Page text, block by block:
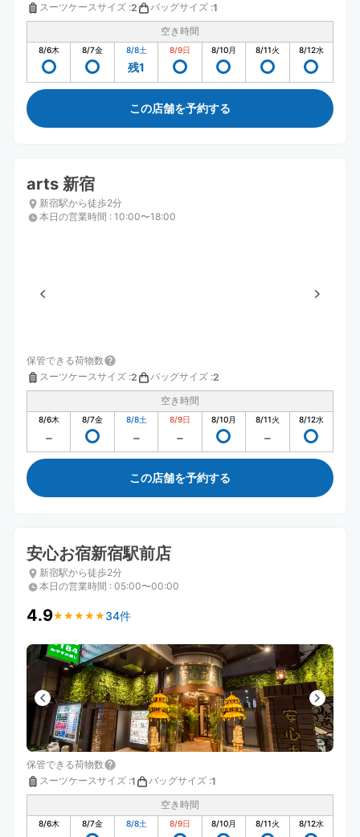
スーツケースサイズ :2 バッグサイズ :1
空き時間
8/6木 8/7金 8/8土
残1
8/9日 8/10月 8/11火 8/12水
この店舗を予約する
arts 新宿
新宿駅から徒歩2分
本日の営業時間 : 10:00〜18:00
保管できる荷物数
スーツケースサイズ :2 バッグサイズ :2
空き時間
8/6木 8/7金 8/8土 8/9日 8/10月 8/11火 8/12水
この店舗を予約する
安心お宿新宿駅前店
新宿駅から徒歩2分
本日の営業時間 : 05:00〜00:00
4.9★ ★ ★ ★ ★
★ ★ ★ ★ ★ 34件
保管できる荷物数
スーツケースサイズ :1 バッグサイズ :1
空き時間
8/6木 8/7金 8/8土 8/9日 8/10月 8/11火 8/12水